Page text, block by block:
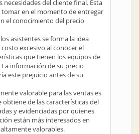
necesidades del cliente final. Esta
tomar en el momento de entregar
el conocimiento del precio
asistentes se forma la idea
excesivo al conocer el
que tienen los equipos de
información de su precio
este prejuicio antes de su
valorable para las ventas es
obtiene de las características del
y evidenciadas por quienes
están más interesados en
valorables.